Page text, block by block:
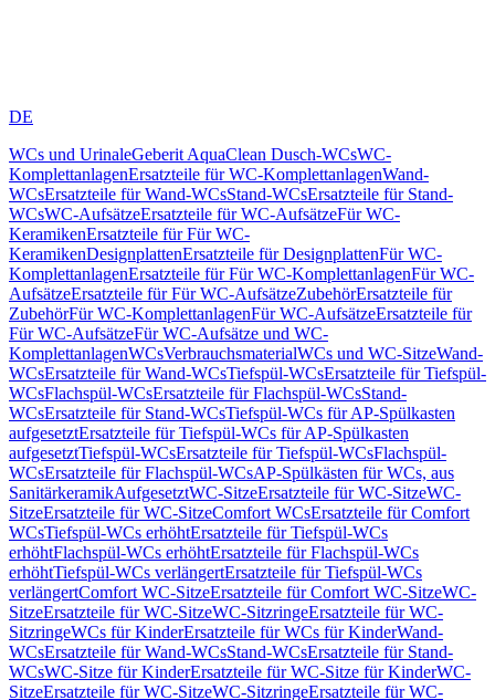
DE
WCs und UrinaleGeberit AquaClean Dusch-WCsWC-
KomplettanlagenErsatzteile für WC-KomplettanlagenWand-
WCsErsatzteile für Wand-WCsStand-WCsErsatzteile für Stand-
WCsWC-AufsätzeErsatzteile für WC-AufsätzeFür WC-
KeramikenErsatzteile für Für WC-
KeramikenDesignplattenErsatzteile für DesignplattenFür WC-
KomplettanlagenErsatzteile für Für WC-KomplettanlagenFür WC-
AufsätzeErsatzteile für Für WC-AufsätzeZubehörErsatzteile für
ZubehörFür WC-KomplettanlagenFür WC-AufsätzeErsatzteile für
Für WC-AufsätzeFür WC-Aufsätze und WC-
KomplettanlagenWCsVerbrauchsmaterialWCs und WC-SitzeWand-
WCsErsatzteile für Wand-WCsTiefspül-WCsErsatzteile für Tiefspül-
WCsFlachspül-WCsErsatzteile für Flachspül-WCsStand-
WCsErsatzteile für Stand-WCsTiefspül-WCs für AP-Spülkasten
aufgesetztErsatzteile für Tiefspül-WCs für AP-Spülkasten
aufgesetztTiefspül-WCsErsatzteile für Tiefspül-WCsFlachspül-
WCsErsatzteile für Flachspül-WCsAP-Spülkästen für WCs, aus
SanitärkeramikAufgesetztWC-SitzeErsatzteile für WC-SitzeWC-
SitzeErsatzteile für WC-SitzeComfort WCsErsatzteile für Comfort
WCsTiefspül-WCs erhöhtErsatzteile für Tiefspül-WCs
erhöhtFlachspül-WCs erhöhtErsatzteile für Flachspül-WCs
erhöhtTiefspül-WCs verlängertErsatzteile für Tiefspül-WCs
verlängertComfort WC-SitzeErsatzteile für Comfort WC-SitzeWC-
SitzeErsatzteile für WC-SitzeWC-SitzringeErsatzteile für WC-
SitzringeWCs für KinderErsatzteile für WCs für KinderWand-
WCsErsatzteile für Wand-WCsStand-WCsErsatzteile für Stand-
WCsWC-Sitze für KinderErsatzteile für WC-Sitze für KinderWC-
SitzeErsatzteile für WC-SitzeWC-SitzringeErsatzteile für WC-